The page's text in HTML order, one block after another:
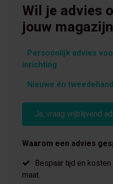
Wil je advies
jouw
Persoonlijk advies
inrichting
Nieuwe én
Ja, vraag vrijblijvend
Waarom een advies
Bespaar tijd en
maat.